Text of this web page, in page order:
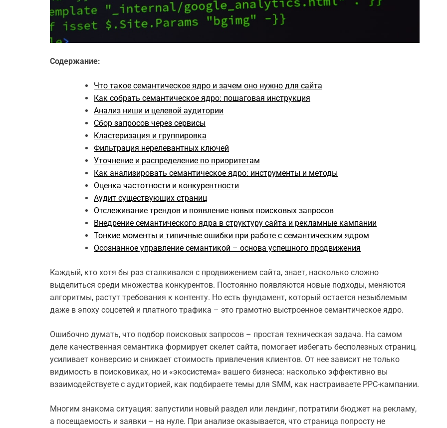
Содержание:
Что такое семантическое ядро и зачем оно нужно для сайта
Как собрать семантическое ядро: пошаговая инструкция
Анализ ниши и целевой аудитории
Сбор запросов через сервисы
Кластеризация и группировка
Фильтрация нерелевантных ключей
Уточнение и распределение по приоритетам
Как анализировать семантическое ядро: инструменты и методы
Оценка частотности и конкурентности
Аудит существующих страниц
Отслеживание трендов и появление новых поисковых запросов
Внедрение семантического ядра в структуру сайта и рекламные кампании
Тонкие моменты и типичные ошибки при работе с семантическим ядром
Осознанное управление семантикой – основа успешного продвижения
Каждый, кто хотя бы раз сталкивался с продвижением сайта, знает, насколько сложно
выделиться среди множества конкурентов. Постоянно появляются новые подходы, меняются
алгоритмы, растут требования к контенту. Но есть фундамент, который остается незыблемым
даже в эпоху соцсетей и платного трафика – это грамотно выстроенное семантическое ядро.
Ошибочно думать, что подбор поисковых запросов – простая техническая задача. На самом
деле качественная семантика формирует скелет сайта, помогает избегать бесполезных страниц,
усиливает конверсию и снижает стоимость привлечения клиентов. От нее зависит не только
видимость в поисковиках, но и «экосистема» вашего бизнеса: насколько эффективно вы
взаимодействуете с аудиторией, как подбираете темы для SMM, как настраиваете PPC-кампании.
Многим знакома ситуация: запустили новый раздел или лендинг, потратили бюджет на рекламу,
а посещаемость и заявки – на нуле. При анализе оказывается, что страница попросту не